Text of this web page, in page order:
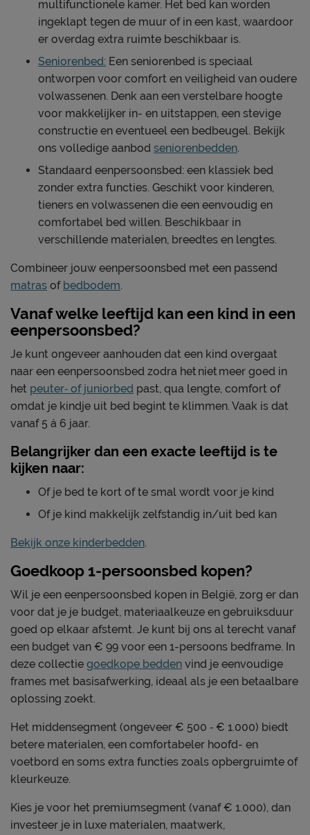
multifunctionele kamer. Het bed kan worden
ingeklapt tegen de muur of in een kast, waardoor
er overdag extra ruimte beschikbaar is.
Seniorenbed: Een seniorenbed is speciaal
ontworpen voor comfort en veiligheid van oudere
volwassenen. Denk aan een verstelbare hoogte
voor makkelijker in- en uitstappen, een stevige
constructie en eventueel een bedbeugel. Bekijk
ons volledige aanbod seniorenbedden.
Standaard eenpersoonsbed: een klassiek bed
zonder extra functies. Geschikt voor kinderen,
tieners en volwassenen die een eenvoudig en
comfortabel bed willen. Beschikbaar in
verschillende materialen, breedtes en lengtes.
Combineer jouw eenpersoonsbed met een passend
matras of bedbodem.
Vanaf welke leeftijd kan een kind in een
eenpersoonsbed?
Je kunt ongeveer aanhouden dat een kind overgaat
naar een eenpersoonsbed zodra het niet meer goed in
het peuter‑ of juniorbed past, qua lengte, comfort of
omdat je kindje uit bed begint te klimmen. Vaak is dat
vanaf 5 á 6 jaar.
Belangrijker dan een exacte leeftijd is te
kijken naar:
Of je bed te kort of te smal wordt voor je kind
Of je kind makkelijk zelfstandig in/uit bed kan
Bekijk onze kinderbedden.
Goedkoop 1-persoonsbed kopen?
Wil je een eenpersoonsbed kopen in België, zorg er dan
voor dat je je budget, materiaalkeuze en gebruiksduur
goed op elkaar afstemt. Je kunt bij ons al terecht vanaf
een budget van € 99 voor een 1-persoons bedframe. In
deze collectie goedkope bedden vind je eenvoudige
frames met basisafwerking, ideaal als je een betaalbare
oplossing zoekt.
Het middensegment (ongeveer € 500 ‑ € 1.000) biedt
betere materialen, een comfortabeler hoofd- en
voetbord en soms extra functies zoals opbergruimte of
kleurkeuze.
Kies je voor het premiumsegment (vanaf € 1.000), dan
investeer je in luxe materialen, maatwerk,